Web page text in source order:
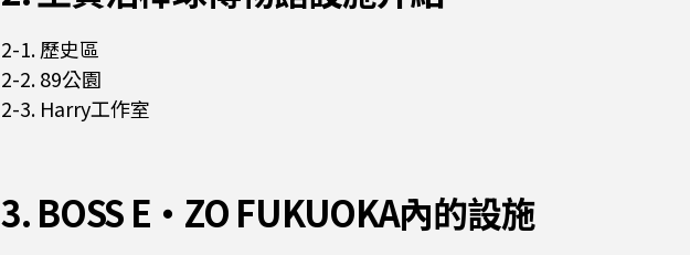
2-1. 歷史區
2-2. 89公園
2-3. Harry工作室
3. BOSS E・ZO FUKUOKA內的設施